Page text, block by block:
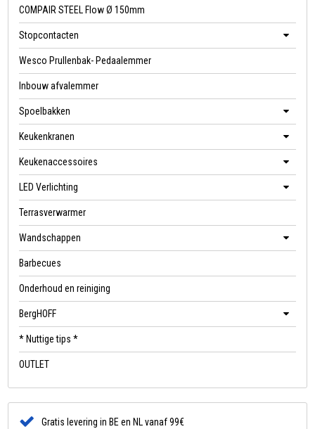
COMPAIR STEEL Flow Ø 150mm
Stopcontacten
Wesco Prullenbak- Pedaalemmer
Inbouw afvalemmer
Spoelbakken
Keukenkranen
Keukenaccessoires
LED Verlichting
Terrasverwarmer
Wandschappen
Barbecues
Onderhoud en reiniging
BergHOFF
* Nuttige tips *
OUTLET
Gratis levering in BE en NL vanaf 99€